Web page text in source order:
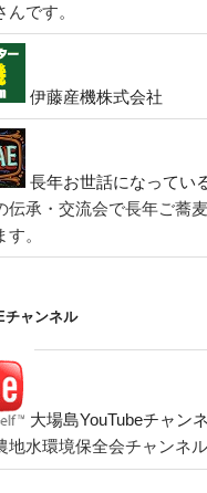
です。
伊藤産機株式会社
長年お世話になってい
伝承・交流会で長年ご蕎
。
チャンネル
大場島YouTubeチャン
地水環境保全会チャンネ